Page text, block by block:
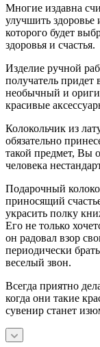
Многие издавна
улучшить здоровье
которого будет
здоровья и счастья.
Изделие ручной
получатель
необычный и
красивые
Колокольчик из
обязательно
такой предмет, Вы
человека
Подарочный
приносящий
украсить полку
Его не только
он радовал взор
периодически
веселый звон.
Всегда приятно
когда они такие
сувенир станет